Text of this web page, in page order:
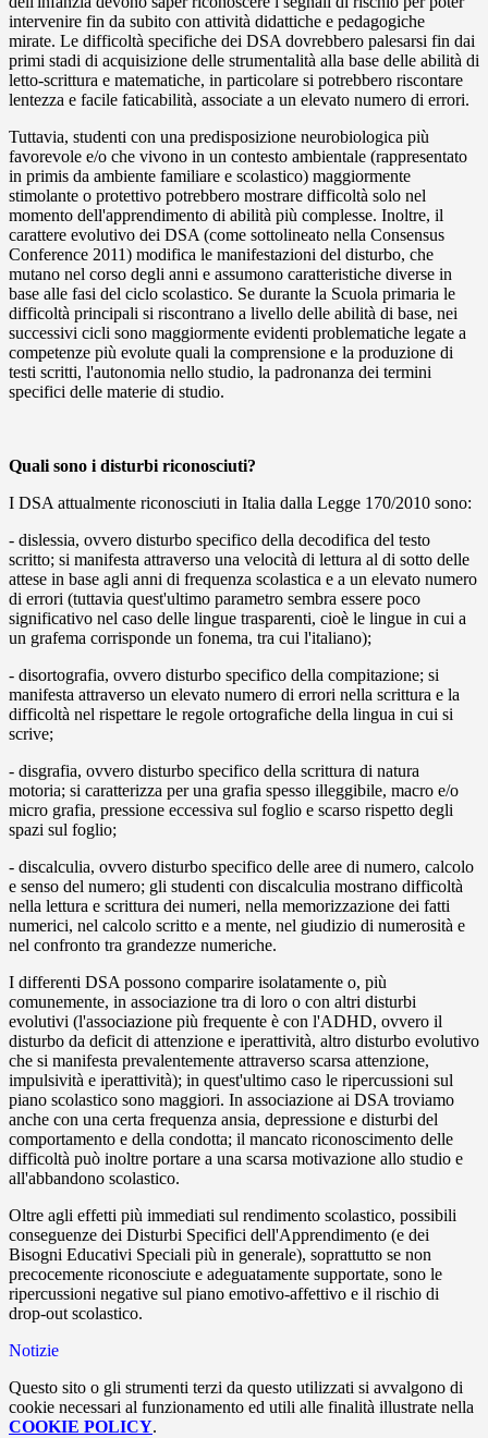
intervenire fin da subito con attività didattiche e pedagogiche
mirate. Le difficoltà specifiche dei DSA dovrebbero palesarsi fin dai
primi stadi di acquisizione delle strumentalità alla base delle abilità di
letto-scrittura e matematiche, in particolare si potrebbero riscontare
lentezza e facile faticabilità, associate a un elevato numero di errori.
Tuttavia, studenti con una predisposizione neurobiologica più
favorevole e/o che vivono in un contesto ambientale (rappresentato
in primis da ambiente familiare e scolastico) maggiormente
stimolante o protettivo potrebbero mostrare difficoltà solo nel
momento dell'apprendimento di abilità più complesse. Inoltre, il
carattere evolutivo dei DSA (come sottolineato nella Consensus
Conference 2011) modifica le manifestazioni del disturbo, che
mutano nel corso degli anni e assumono caratteristiche diverse in
base alle fasi del ciclo scolastico. Se durante la Scuola primaria le
difficoltà principali si riscontrano a livello delle abilità di base, nei
successivi cicli sono maggiormente evidenti problematiche legate a
competenze più evolute quali la comprensione e la produzione di
testi scritti, l'autonomia nello studio, la padronanza dei termini
specifici delle materie di studio.
Quali sono i disturbi riconosciuti?
I DSA attualmente riconosciuti in Italia dalla Legge 170/2010 sono:
- dislessia, ovvero disturbo specifico della decodifica del testo
scritto; si manifesta attraverso una velocità di lettura al di sotto delle
attese in base agli anni di frequenza scolastica e a un elevato numero
di errori (tuttavia quest'ultimo parametro sembra essere poco
significativo nel caso delle lingue trasparenti, cioè le lingue in cui a
un grafema corrisponde un fonema, tra cui l'italiano);
- disortografia, ovvero disturbo specifico della compitazione; si
manifesta attraverso un elevato numero di errori nella scrittura e la
difficoltà nel rispettare le regole ortografiche della lingua in cui si
scrive;
- disgrafia, ovvero disturbo specifico della scrittura di natura
motoria; si caratterizza per una grafia spesso illeggibile, macro e/o
micro grafia, pressione eccessiva sul foglio e scarso rispetto degli
spazi sul foglio;
- discalculia, ovvero disturbo specifico delle aree di numero, calcolo
e senso del numero; gli studenti con discalculia mostrano difficoltà
nella lettura e scrittura dei numeri, nella memorizzazione dei fatti
numerici, nel calcolo scritto e a mente, nel giudizio di numerosità e
nel confronto tra grandezze numeriche.
I differenti DSA possono comparire isolatamente o, più
comunemente, in associazione tra di loro o con altri disturbi
evolutivi (l'associazione più frequente è con l'ADHD, ovvero il
disturbo da deficit di attenzione e iperattività, altro disturbo evolutivo
che si manifesta prevalentemente attraverso scarsa attenzione,
impulsività e iperattività); in quest'ultimo caso le ripercussioni sul
piano scolastico sono maggiori. In associazione ai DSA troviamo
anche con una certa frequenza ansia, depressione e disturbi del
comportamento e della condotta; il mancato riconoscimento delle
difficoltà può inoltre portare a una scarsa motivazione allo studio e
all'abbandono scolastico.
Oltre agli effetti più immediati sul rendimento scolastico, possibili
conseguenze dei Disturbi Specifici dell'Apprendimento (e dei
Bisogni Educativi Speciali più in generale), soprattutto se non
precocemente riconosciute e adeguatamente supportate, sono le
ripercussioni negative sul piano emotivo-affettivo e il rischio di
drop-out scolastico.
Notizie
Questo sito o gli strumenti terzi da questo utilizzati si avvalgono di
cookie necessari al funzionamento ed utili alle finalità illustrate nella
COOKIE POLICY.